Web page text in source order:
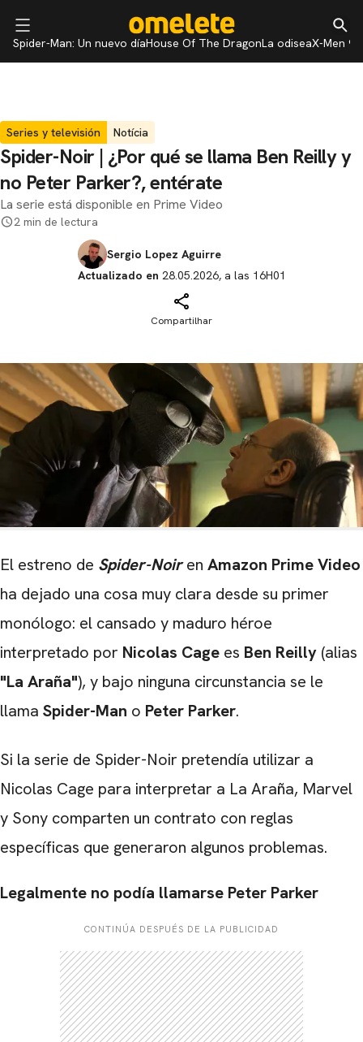
Spider-Man: Un nuevo díaHouse Of The DragonLa odiseaX-Men 97
Series y televisión Notícia
Spider-Noir | ¿Por qué se llama Ben Reilly y
no Peter Parker?, entérate
La serie está disponible en Prime Video
2 min de lectura
Sergio Lopez Aguirre
Actualizado en 28.05.2026, a las 16H01
Compartilhar
El estreno de Spider-Noiren Amazon Prime Video
ha dejado una cosa muy clara desde su primer
monólogo: el cansado y maduro héroe
interpretado por Nicolas Cage es Ben Reilly (alias
"La Araña"), y bajo ninguna circunstancia se le
llama Spider-Man o Peter Parker.
Si la serie de Spider-Noir pretendía utilizar a
Nicolas Cage para interpretar a La Araña, Marvel
y Sony comparten un contrato con reglas
específicas que generaron algunos problemas.
Legalmente no podía llamarse Peter Parker
CONTINÚA DESPUÉS DE LA PUBLICIDAD